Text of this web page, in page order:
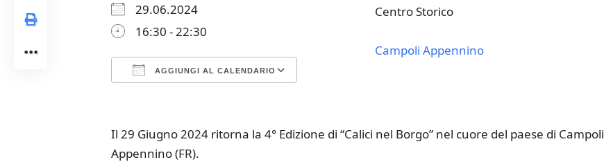
29.06.2024
16:30 - 22:30
AGGIUNGI AL CALENDARIO
Centro Storico
Campoli Appennino
Il 29 Giugno 2024 ritorna la 4° Edizione di “Calici nel Borgo” nel cuore del paese di Campoli
Appennino (FR).